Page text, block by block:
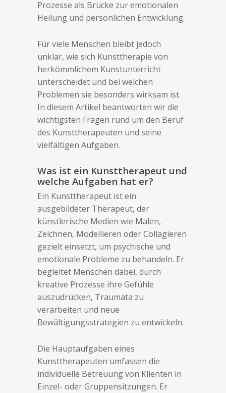
Prozesse als Brücke zur emotionalen
Heilung und persönlichen Entwicklung.
Für viele Menschen bleibt jedoch
unklar, wie sich Kunsttherapie von
herkömmlichem Kunstunterricht
unterscheidet und bei welchen
Problemen sie besonders wirksam ist.
In diesem Artikel beantworten wir die
wichtigsten Fragen rund um den Beruf
des Kunsttherapeuten und seine
vielfältigen Aufgaben.
Was ist ein Kunsttherapeut und
welche Aufgaben hat er?
Ein Kunsttherapeut ist ein
ausgebildeter Therapeut, der
künstlerische Medien wie Malen,
Zeichnen, Modellieren oder Collagieren
gezielt einsetzt, um psychische und
emotionale Probleme zu behandeln. Er
begleitet Menschen dabei, durch
kreative Prozesse ihre Gefühle
auszudrücken, Traumata zu
verarbeiten und neue
Bewältigungsstrategien zu entwickeln.
Die Hauptaufgaben eines
Kunsttherapeuten umfassen die
individuelle Betreuung von Klienten in
Einzel- oder Gruppensitzungen. Er